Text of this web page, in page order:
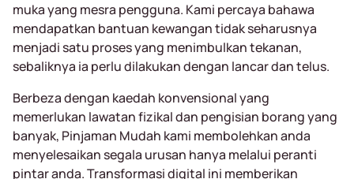
muka yang mesra pengguna. Kami percaya bahawa
mendapatkan bantuan kewangan tidak seharusnya
menjadi satu proses yang menimbulkan tekanan,
sebaliknya ia perlu dilakukan dengan lancar dan telus.
Berbeza dengan kaedah konvensional yang
memerlukan lawatan fizikal dan pengisian borang yang
banyak, Pinjaman Mudah kami membolehkan anda
menyelesaikan segala urusan hanya melalui peranti
pintar anda. Transformasi digital ini memberikan